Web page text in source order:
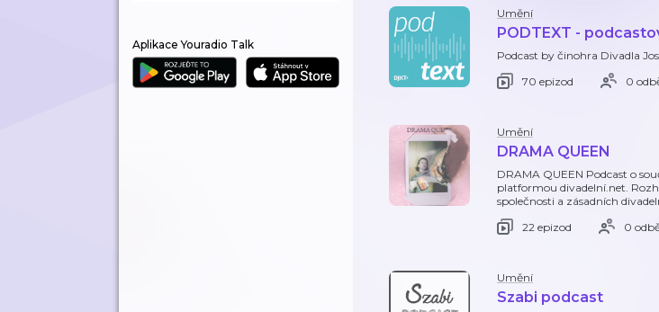
Aplikace Youradio Talk
Umění
PODTEXT -
Podcast by činohra Divadla
70 epizod
0
Umění
DRAMA QUEEN
DRAMA QUEEN Podcast o
platformou divadelní.net.
společnosti a zásadních
22 epizod
0
Umění
Szabi podcast